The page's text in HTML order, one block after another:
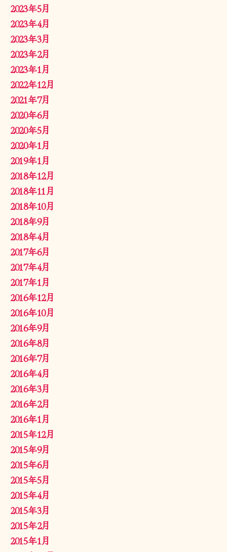
2023年5月
2023年4月
2023年3月
2023年2月
2023年1月
2022年12月
2021年7月
2020年6月
2020年5月
2020年1月
2019年1月
2018年12月
2018年11月
2018年10月
2018年9月
2018年4月
2017年6月
2017年4月
2017年1月
2016年12月
2016年10月
2016年9月
2016年8月
2016年7月
2016年4月
2016年3月
2016年2月
2016年1月
2015年12月
2015年9月
2015年6月
2015年5月
2015年4月
2015年3月
2015年2月
2015年1月